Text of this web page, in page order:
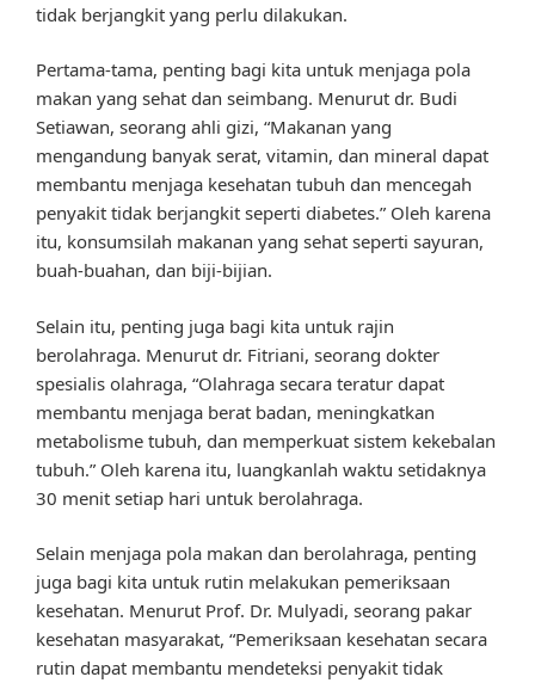
tidak berjangkit yang perlu dilakukan.
Pertama-tama, penting bagi kita untuk menjaga pola
makan yang sehat dan seimbang. Menurut dr. Budi
Setiawan, seorang ahli gizi, “Makanan yang
mengandung banyak serat, vitamin, dan mineral dapat
membantu menjaga kesehatan tubuh dan mencegah
penyakit tidak berjangkit seperti diabetes.” Oleh karena
itu, konsumsilah makanan yang sehat seperti sayuran,
buah-buahan, dan biji-bijian.
Selain itu, penting juga bagi kita untuk rajin
berolahraga. Menurut dr. Fitriani, seorang dokter
spesialis olahraga, “Olahraga secara teratur dapat
membantu menjaga berat badan, meningkatkan
metabolisme tubuh, dan memperkuat sistem kekebalan
tubuh.” Oleh karena itu, luangkanlah waktu setidaknya
30 menit setiap hari untuk berolahraga.
Selain menjaga pola makan dan berolahraga, penting
juga bagi kita untuk rutin melakukan pemeriksaan
kesehatan. Menurut Prof. Dr. Mulyadi, seorang pakar
kesehatan masyarakat, “Pemeriksaan kesehatan secara
rutin dapat membantu mendeteksi penyakit tidak